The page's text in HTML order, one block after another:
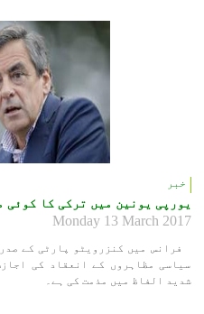
خبر
یورپی یونین میں ترکی کا
Monday 13 March 2017
فرانس میں کنزرویٹو پارٹی کے
سیاسی مظاہروں کے انعقاد کی
شدید الفاظ میں مذمت کی ہے۔